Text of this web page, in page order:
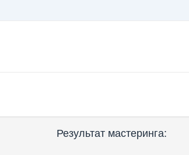
Результат мастеринга: